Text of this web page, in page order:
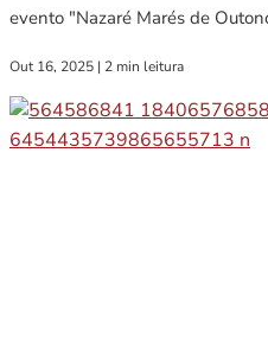
evento "Nazaré Marés de
Out 16, 2025 | 2 min leitura